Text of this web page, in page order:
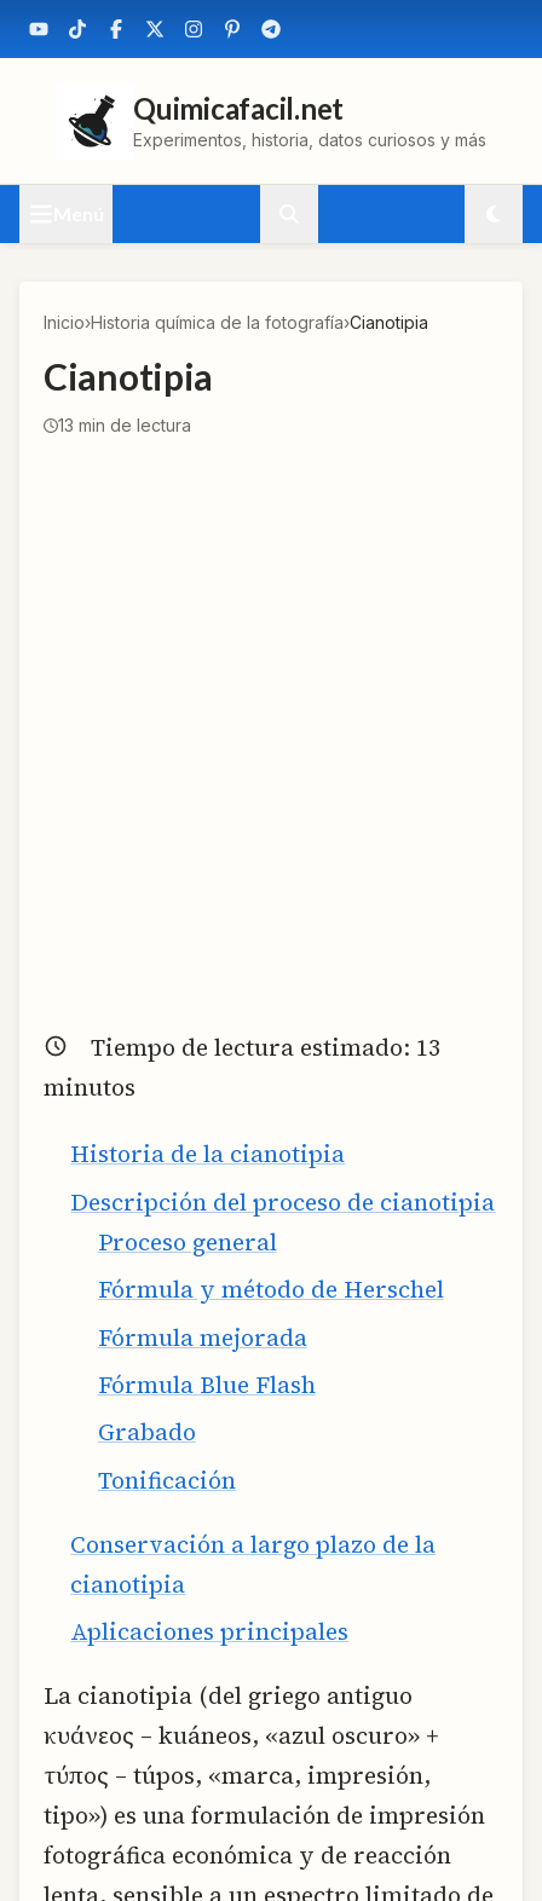
Quimicafacil.net
Experimentos, historia, datos curiosos y más
Inicio›Historia química de la fotografía›Cianotipia
Cianotipia
13 min de lectura
Tiempo de lectura estimado: 13
minutos
Historia de la cianotipia
Descripción del proceso de cianotipia
Proceso general
Fórmula y método de Herschel
Fórmula mejorada
Fórmula Blue Flash
Grabado
Tonificación
Conservación a largo plazo de la
cianotipia
Aplicaciones principales
La cianotipia (del griego antiguo
κυάνεος – kuáneos, «azul oscuro» +
τύπος – túpos, «marca, impresión,
tipo») es una formulación de impresión
fotográfica económica y de reacción